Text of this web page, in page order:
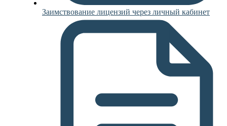
Заимствование лицензий через личный кабинет